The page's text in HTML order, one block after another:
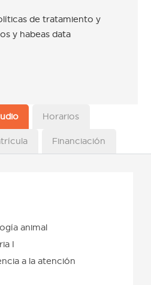
de tratamiento y
y habeas data
Horarios
Financiación
animal
I
a la atención